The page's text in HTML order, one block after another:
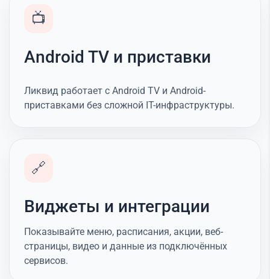
📺
Android TV и приставки
Ликвид работает с Android TV и Android-
приставками без сложной IT-инфраструктуры.
🔗
Виджеты и интеграции
Показывайте меню, расписания, акции, веб-
страницы, видео и данные из подключённых
сервисов.